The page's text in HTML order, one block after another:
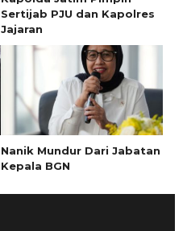
Sertijab PJU dan Kapolres
Jajaran
Nanik Mundur Dari Jabatan
Kepala BGN